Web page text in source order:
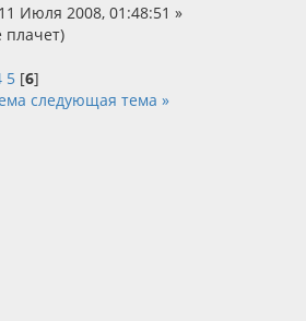
11 Июля 2008, 01:48:51 »
плачет)
5 [6]
следующая тема »